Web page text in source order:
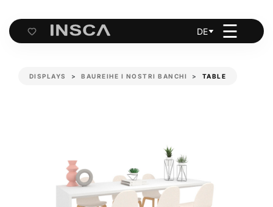
Cart
DE ☰
DISPLAYS BAUREIHE I NOSTRI BANCHI TABLE